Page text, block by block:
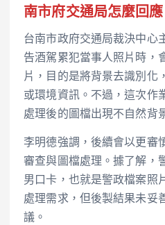
南市府交通局怎麼回應
台南市政府交通局裁決中心
告酒駕累犯當事人照片時，
片，目的是將背景去識別化
或環境資訊。不過，這次作
處理後的圖檔出現不自然背
李明德強調，後續會以更審
審查與圖檔處理。據了解，
男口卡，也就是警政檔案照
處理需求，但後製結果未妥
議。